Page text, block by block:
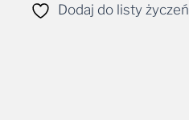
Dodaj do listy życzeń